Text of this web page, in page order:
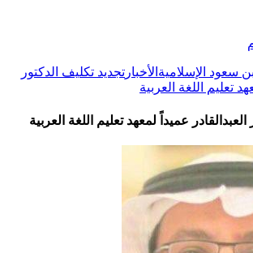
سعود الإسلامية الأخبار تجديد تكليف الدكتور
تعليم اللغة العربية
عميداً لمعهد تعليم اللغة العربية